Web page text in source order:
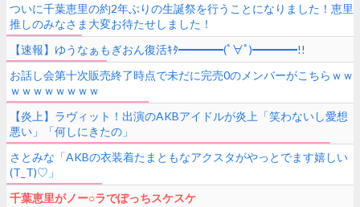
ついに千葉恵里の約2年ぶりの生誕祭を行うことになりました！恵里
推しのみなさま大変お待たせしました！
【速報】ゆうなぁもぎおん復活ｷﾀ━━━━(ﾟ∀ﾟ)━━━━!!
お話し会第十次販売終了時点で未だに完売0のメンバーがこちらｗｗ
ｗｗｗｗｗｗｗｗ
【炎上】ラヴィット！出演のAKBアイドルが炎上「笑わないし愛想
悪い」「何しにきたの」
さとみな「AKBの衣装着たまともなアクスタがやっとでます嬉しい
(T_T)♡」
千葉恵里がノー○ラでぽっちスケスケ